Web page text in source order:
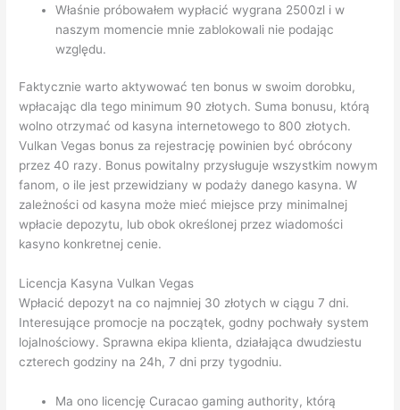
Właśnie próbowałem wypłacić wygrana 2500zl i w
naszym momencie mnie zablokowali nie podając
względu.
Faktycznie warto aktywować ten bonus w swoim dorobku,
wpłacając dla tego minimum 90 złotych. Suma bonusu, którą
wolno otrzymać od kasyna internetowego to 800 złotych.
Vulkan Vegas bonus za rejestrację powinien być obrócony
przez 40 razy. Bonus powitalny przysługuje wszystkim nowym
fanom, o ile jest przewidziany w podaży danego kasyna. W
zależności od kasyna może mieć miejsce przy minimalnej
wpłacie depozytu, lub obok określonej przez wiadomości
kasyno konkretnej cenie.
Licencja Kasyna Vulkan Vegas
Wpłacić depozyt na co najmniej 30 złotych w ciągu 7 dni.
Interesujące promocje na początek, godny pochwały system
lojalnościowy. Sprawna ekipa klienta, działająca dwudziestu
czterech godziny na 24h, 7 dni przy tygodniu.
Ma ono licencję Curacao gaming authority, którą